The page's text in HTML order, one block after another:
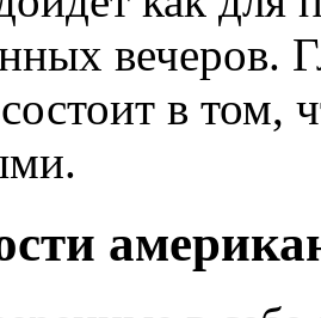
вечеров.
в том,